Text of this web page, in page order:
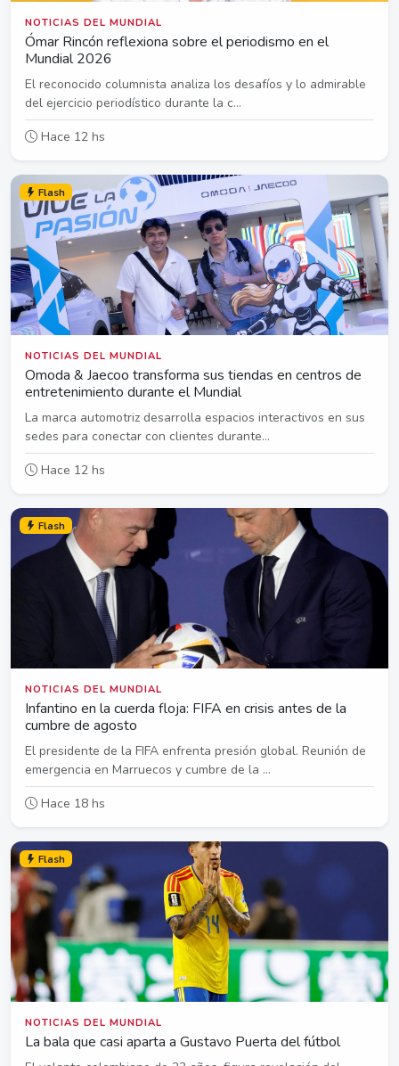
NOTICIAS DEL MUNDIAL
Ómar Rincón reflexiona sobre el periodismo en el
Mundial 2026
El reconocido columnista analiza los desafíos y lo admirable
del ejercicio periodístico durante la c...
Hace 12 hs
Flash
NOTICIAS DEL MUNDIAL
Omoda & Jaecoo transforma sus tiendas en centros de
entretenimiento durante el Mundial
La marca automotriz desarrolla espacios interactivos en sus
sedes para conectar con clientes durante...
Hace 12 hs
Flash
NOTICIAS DEL MUNDIAL
Infantino en la cuerda floja: FIFA en crisis antes de la
cumbre de agosto
El presidente de la FIFA enfrenta presión global. Reunión de
emergencia en Marruecos y cumbre de la ...
Hace 18 hs
Flash
NOTICIAS DEL MUNDIAL
La bala que casi aparta a Gustavo Puerta del fútbol